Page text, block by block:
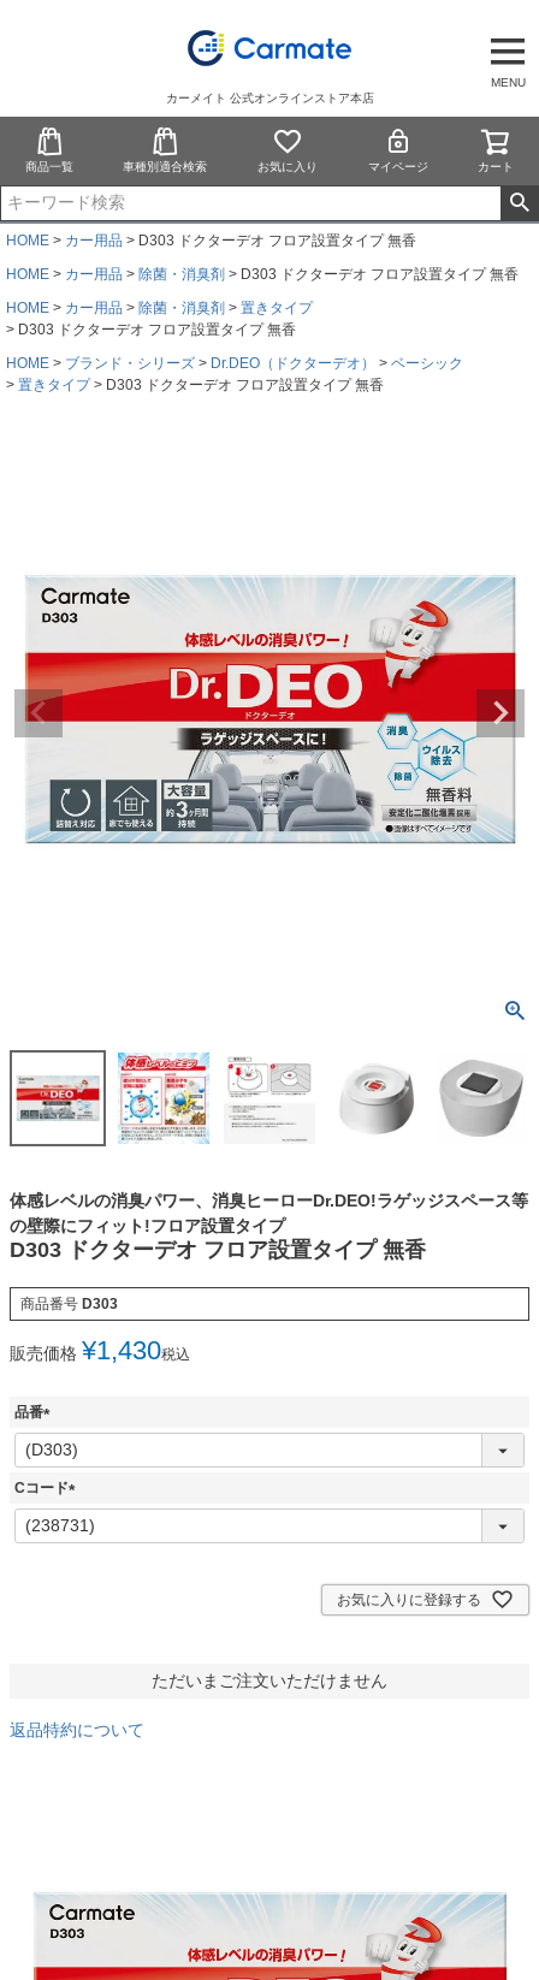
MENU
カーメイト 公式オンラインストア本店
商品一覧 車種別適合検索 お気に入り マイページ カート
HOME カー用品
D303 ドクターデオ フロア設置タイプ 無香
HOME
カー用品 除菌・消臭剤
D303 ドクターデオ フロア設置タイプ 無香
HOME
カー用品 除菌・消臭剤
置きタイプ
D303 ドクターデオ フロア設置タイプ 無香
HOME
ブランド・シリーズ Dr.DEO（ドクターデオ）
ベーシック
置きタイプ
D303 ドクターデオ フロア設置タイプ 無香
体感レベルの消臭パワー、消臭ヒーローDr.DEO!ラゲッジスペース等
の壁際にフィット!フロア設置タイプ
D303 ドクターデオ フロア設置タイプ 無香
商品番号 D303
販売価格 ¥1,430税込
品番
(
必
須
Cコード
(
必
お気に入りに登録する
ただいまご注文いただけません
返品特約について